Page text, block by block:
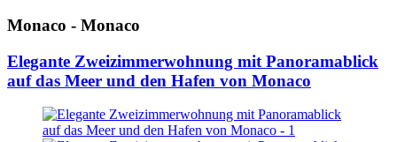
Monaco - Monaco
Elegante Zweizimmerwohnung mit Panoramablick
auf das Meer und den Hafen von Monaco